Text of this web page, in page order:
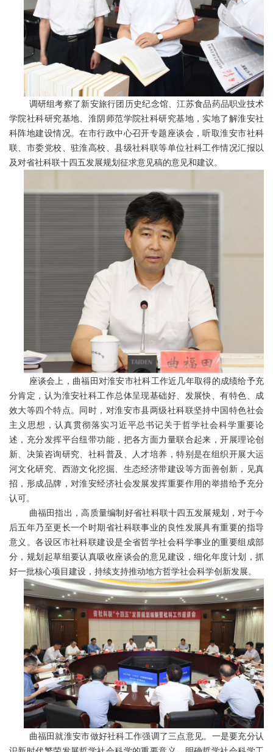
调研组考察了新安旅行团历史纪念馆、江苏食品药品职业技术
学院社科研究基地、淮阴师范学院社科研究基地，实地了解淮安社
科阵地建设情况。在市行政中心召开专题座谈会，听取淮安市社科
联、市委党校、驻淮高校、县级社科联等单位社科工作情况汇报以
及对省社科联十四五发展规划征求意见稿的意见和建议。
座谈会上，曲福田对淮安市社科工作近几年取得的成绩给予充
分肯定，认为淮安社科工作总体呈现基础好、发展快、有特色、成
效大等四个特点。同时，对淮安市县两级社科联坚持中国特色社会
主义思想，认真贯彻落实习近平总书记关于哲学社会科学重要论
述，充分发挥平台纽带功能，把各方面力量联合起来，开展理论创
新、决策咨询研究、社科普及、人才培养，特别是在组织开展大运
河文化研究、西游文化挖掘、生态经济带建设等方面善创新，见真
招，形成品牌，对淮安经济社会发展发挥重要作用的举措给予充分
认可。
曲福田指出，高质量编制好省社科联十四五发展规划，对于今
后五年乃至更长一个时期省社科联事业的良性发展具有重要的指导
意义。各设区市社科联建设是全省哲学社会科学事业的重要组成部
分，规划起草组要认真吸收座谈会的意见建设，细化年度计划，抓
好一批核心项目建设，持续支持推动地方哲学社会科学创新发展。
曲福田就淮安市做好社科工作强调了三点意见。一是要充分认